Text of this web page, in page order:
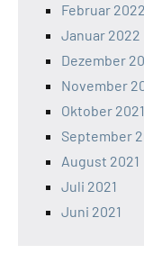
Februar 2022
Januar 2022
Dezember
November
Oktober 2021
September
August 2021
Juli 2021
Juni 2021